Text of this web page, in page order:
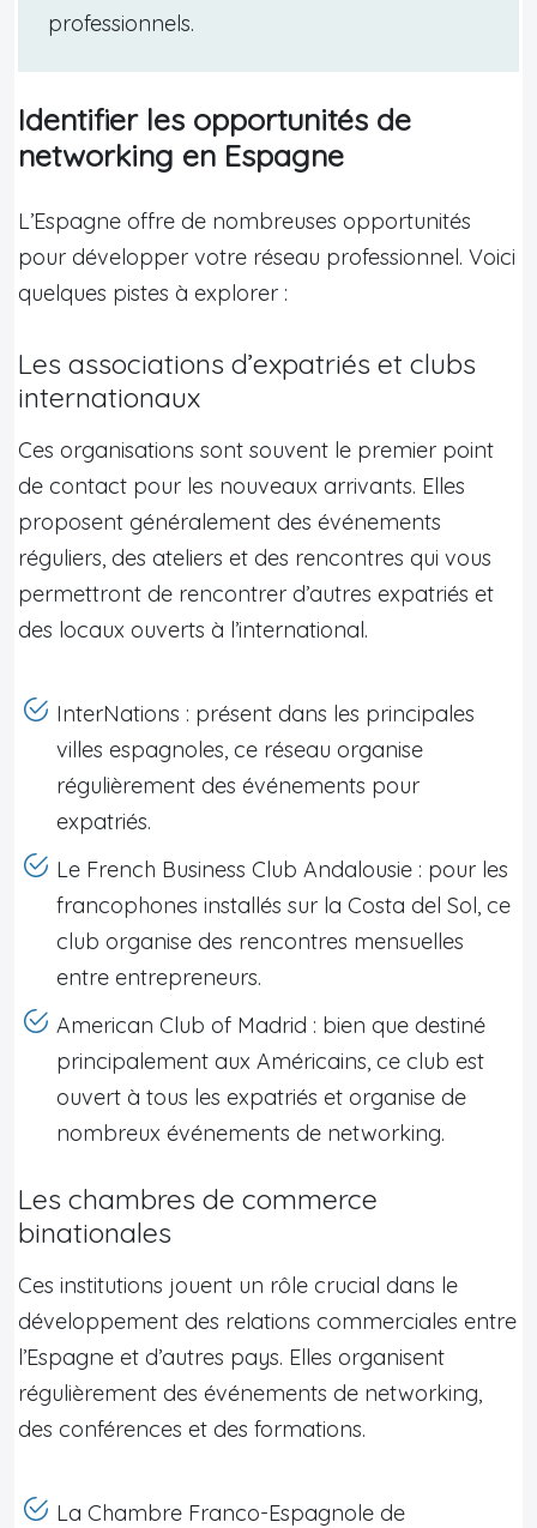
professionnels.
Identifier les opportunités de
networking en Espagne
L’Espagne offre de nombreuses opportunités
pour développer votre réseau professionnel. Voici
quelques pistes à explorer :
Les associations d’expatriés et clubs
internationaux
Ces organisations sont souvent le premier point
de contact pour les nouveaux arrivants. Elles
proposent généralement des événements
réguliers, des ateliers et des rencontres qui vous
permettront de rencontrer d’autres expatriés et
des locaux ouverts à l’international.
InterNations : présent dans les principales
villes espagnoles, ce réseau organise
régulièrement des événements pour
expatriés.
Le French Business Club Andalousie : pour les
francophones installés sur la Costa del Sol, ce
club organise des rencontres mensuelles
entre entrepreneurs.
American Club of Madrid : bien que destiné
principalement aux Américains, ce club est
ouvert à tous les expatriés et organise de
nombreux événements de networking.
Les chambres de commerce
binationales
Ces institutions jouent un rôle crucial dans le
développement des relations commerciales entre
l’Espagne et d’autres pays. Elles organisent
régulièrement des événements de networking,
des conférences et des formations.
La Chambre Franco-Espagnole de